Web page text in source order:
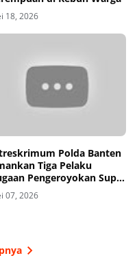
18, 2026
Polda Banten
Tiga Pelaku
Pengeroyokan Supir
07, 2026